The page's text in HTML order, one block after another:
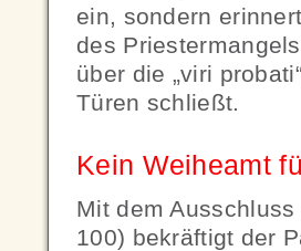
ein, sondern
des
über die „viri
Türen schließt.
Kein Weiheamt
Mit dem
100) bekräftigt der